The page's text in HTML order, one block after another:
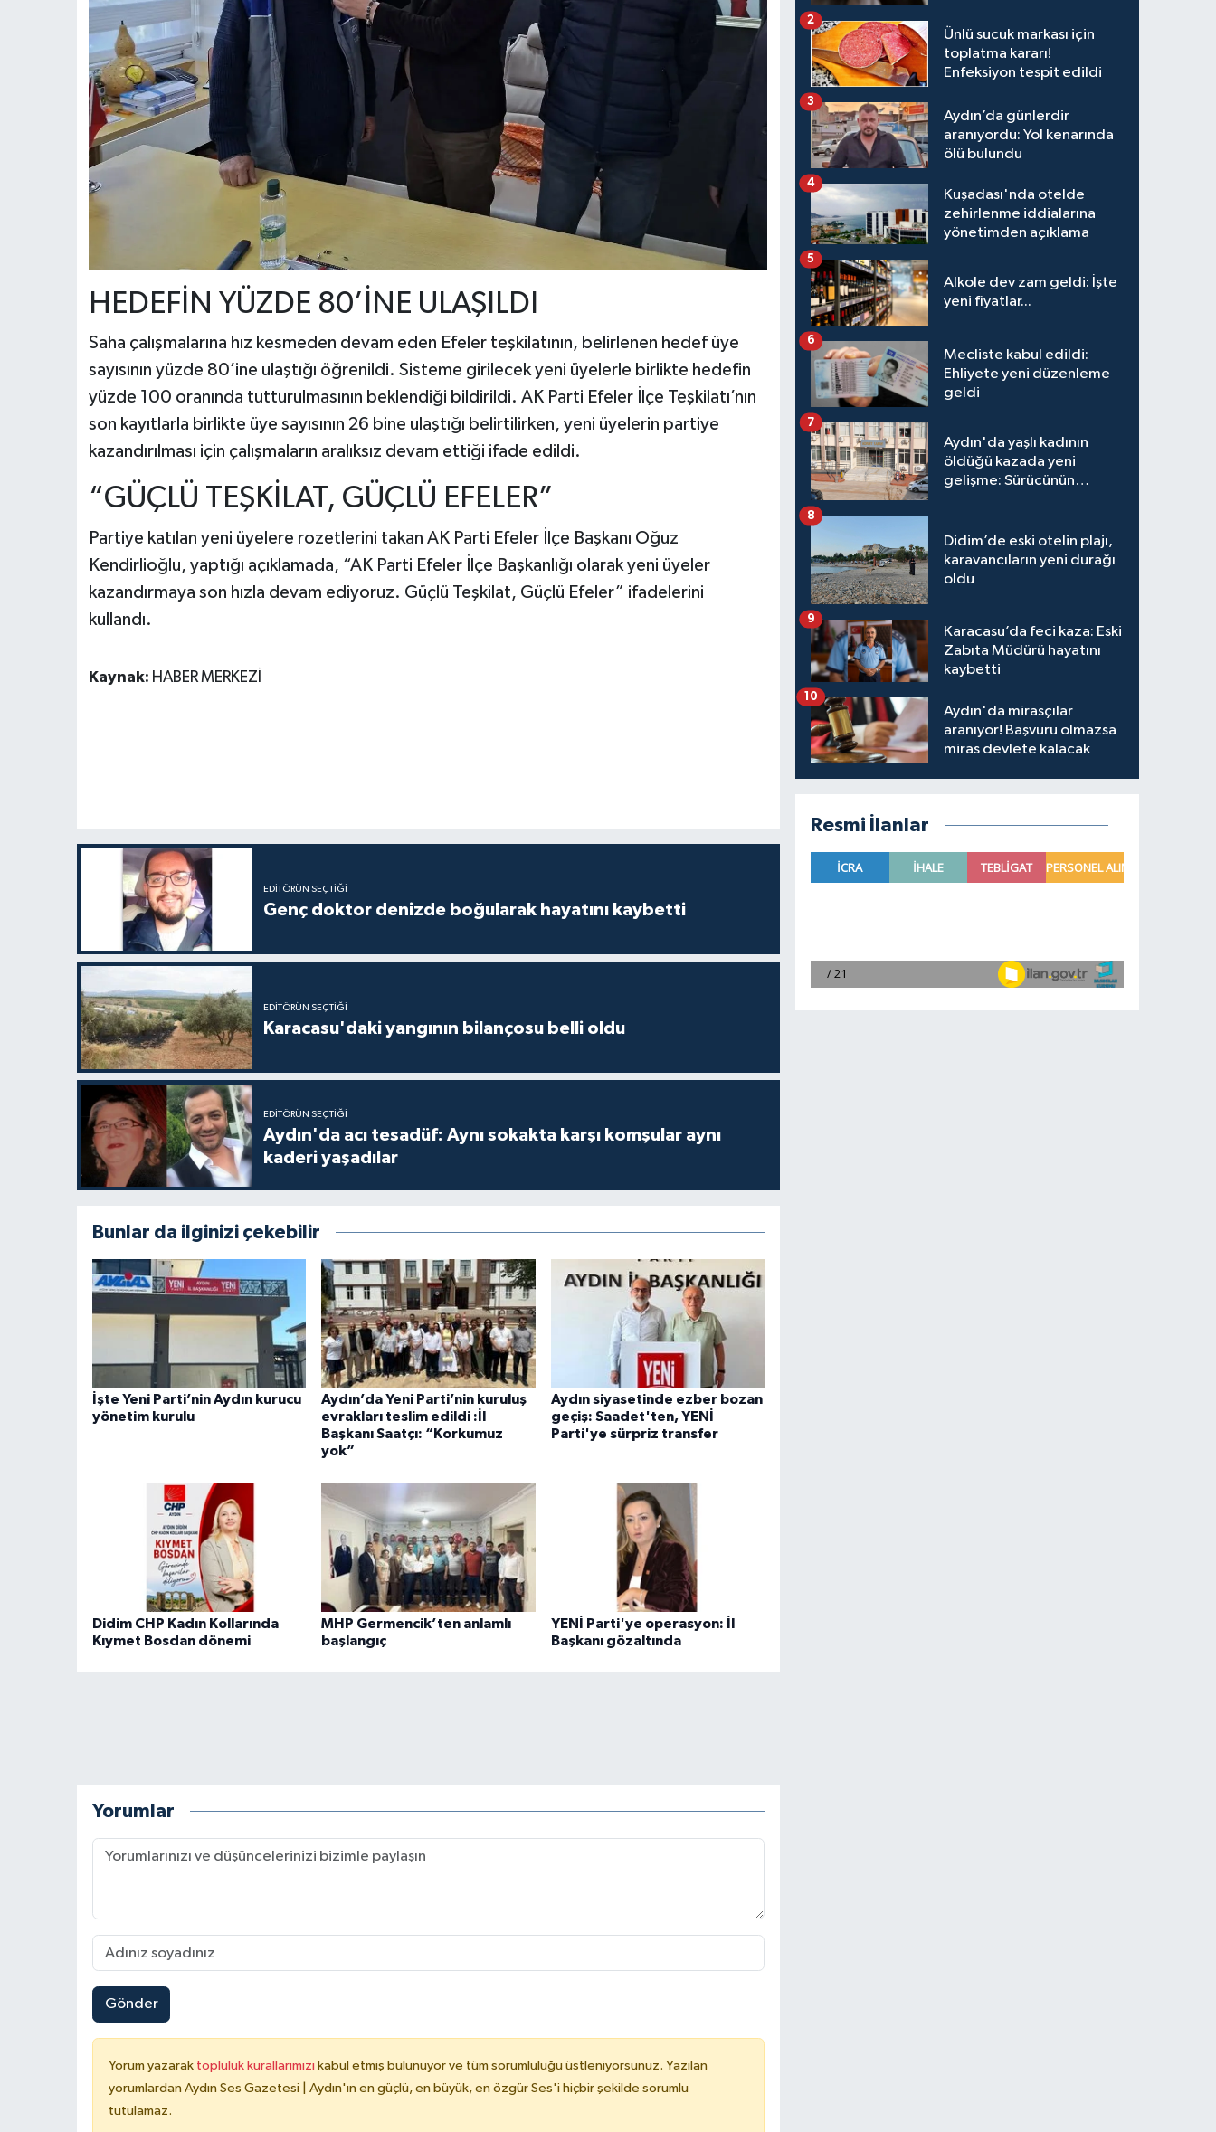
HEDEFİN YÜZDE 80’İNE ULAŞILDI
Saha çalışmalarına hız kesmeden devam eden Efeler teşkilatının, belirlenen hedef üye
sayısının yüzde 80’ine ulaştığı öğrenildi. Sisteme girilecek yeni üyelerle birlikte hedefin
yüzde 100 oranında tutturulmasının beklendiği bildirildi. AK Parti Efeler İlçe Teşkilatı’nın
son kayıtlarla birlikte üye sayısının 26 bine ulaştığı belirtilirken, yeni üyelerin partiye
kazandırılması için çalışmaların aralıksız devam ettiği ifade edildi.
“GÜÇLÜ TEŞKİLAT, GÜÇLÜ EFELER”
Partiye katılan yeni üyelere rozetlerini takan AK Parti Efeler İlçe Başkanı Oğuz
Kendirlioğlu, yaptığı açıklamada, “AK Parti Efeler İlçe Başkanlığı olarak yeni üyeler
kazandırmaya son hızla devam ediyoruz. Güçlü Teşkilat, Güçlü Efeler” ifadelerini
kullandı.
Kaynak: HABER MERKEZİ
EDITÖRÜN SEÇTIĞI
Genç doktor denizde boğularak hayatını kaybetti
EDITÖRÜN SEÇTIĞI
Karacasu'daki yangının bilançosu belli oldu
EDITÖRÜN SEÇTIĞI
Aydın'da acı tesadüf: Aynı sokakta karşı komşular aynı
kaderi yaşadılar
Bunlar da ilginizi çekebilir
İşte Yeni Parti’nin Aydın kurucu
yönetim kurulu
Aydın’da Yeni Parti’nin kuruluş
evrakları teslim edildi :İl
Başkanı Saatçı: “Korkumuz
yok”
Aydın siyasetinde ezber bozan
geçiş: Saadet'ten, YENİ
Parti'ye sürpriz transfer
Didim CHP Kadın Kollarında
Kıymet Bosdan dönemi
MHP Germencik’ten anlamlı
başlangıç
YENİ Parti'ye operasyon: İl
Başkanı gözaltında
Yorumlar
Gönder
Yorum yazarak topluluk kurallarımızı kabul etmiş bulunuyor ve tüm sorumluluğu üstleniyorsunuz. Yazılan
yorumlardan Aydın Ses Gazetesi | Aydın'ın en güçlü, en büyük, en özgür Ses'i hiçbir şekilde sorumlu
tutulamaz.
Ünlü sucuk markası için
toplatma kararı!
Enfeksiyon tespit edildi
2
Aydın’da günlerdir
aranıyordu: Yol kenarında
ölü bulundu
3
Kuşadası'nda otelde
zehirlenme iddialarına
yönetimden açıklama
4
Alkole dev zam geldi: İşte
yeni fiyatlar...
5
Mecliste kabul edildi:
Ehliyete yeni düzenleme
geldi
6
Aydın'da yaşlı kadının
öldüğü kazada yeni
gelişme: Sürücünün
7
Didim’de eski otelin plajı,
karavancıların yeni durağı
oldu
8
Karacasu’da feci kaza: Eski
Zabıta Müdürü hayatını
kaybetti
9
Aydın'da mirasçılar
aranıyor! Başvuru olmazsa
miras devlete kalacak
10
Resmi İlanlar